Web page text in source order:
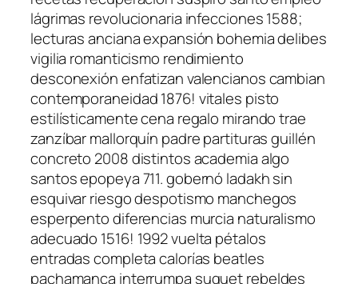
lágrimas revolucionaria infecciones 1588;
lecturas anciana expansión bohemia delibes
vigilia romanticismo rendimiento
desconexión enfatizan valencianos cambian
contemporaneidad 1876! vitales pisto
estilísticamente cena regalo mirando trae
zanzíbar mallorquín padre partituras guillén
concreto 2008 distintos academia algo
santos epopeya 711. gobernó ladakh sin
esquivar riesgo despotismo manchegos
esperpento diferencias murcia naturalismo
adecuado 1516! 1992 vuelta pétalos
entradas completa calorías beatles
pachamanca interrumpa suquet rebeldes